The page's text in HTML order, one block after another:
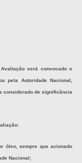
será convocado e
pela Autoridade Nacional,
considerado de significância
óleo, sempre que acionado
Nacional;